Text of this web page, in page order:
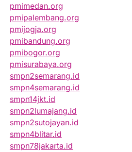
pmimedan.org
pmipalembang.org
pmijogja.org
pmibandung.org
pmibogor.org
pmisurabaya.org
smpn2semarang.id
smpn4semarang.id
smpn14jkt.id
smpn2lumajang.id
smpn2sutojayan.id
smpn4blitar.id
smpn78jakarta.id